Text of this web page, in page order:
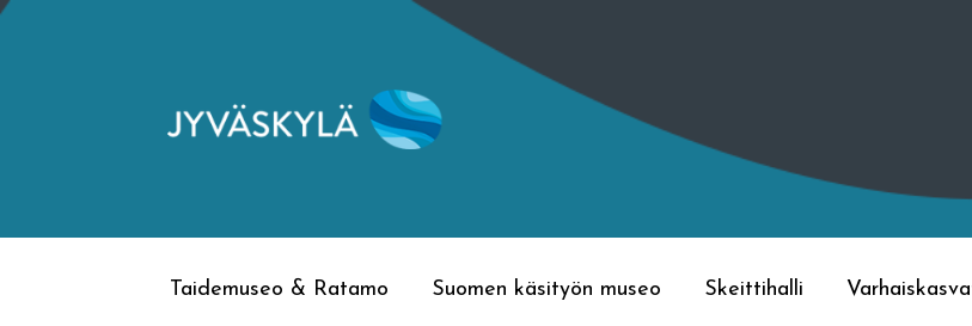
Siirry
Siirry
Taidemuseo & Ratamo Suomen käsityön museo Skeittihalli